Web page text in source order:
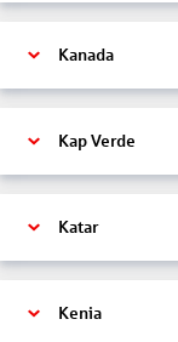
Kanada
Kap Verde
Katar
Kenia